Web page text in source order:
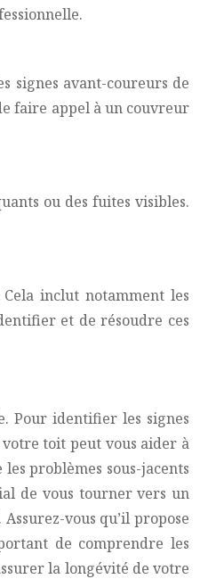
signes avant-coureurs de
faire appel à un couvreur
ou des fuites visibles.
inclut notamment les
et de résoudre ces
Pour identifier les signes
toit peut vous aider à
problèmes sous-jacents
de vous tourner vers un
vous qu’il propose
de comprendre les
la longévité de votre